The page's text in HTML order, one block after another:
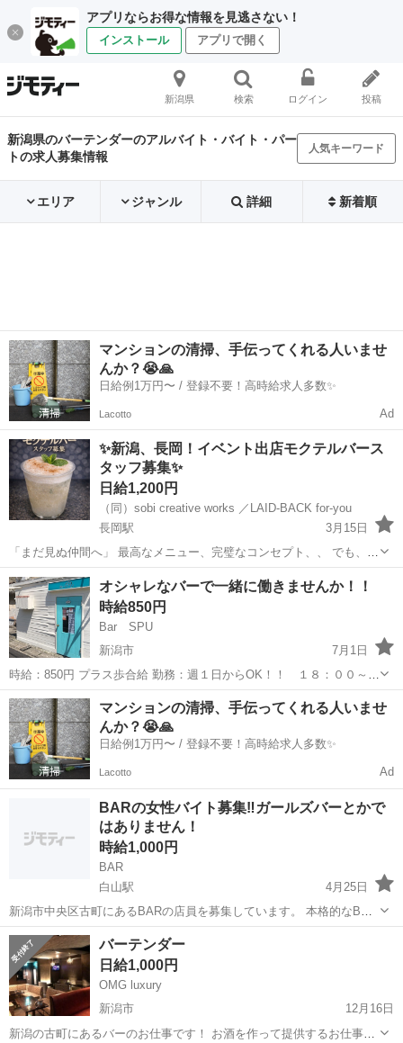
アプリならお得な情報を見逃さない！
インストール アプリで開く
新潟県 検索 ログイン 投稿
新潟県のバーテンダーのアルバイト・バイト・パー
トの求人募集情報
人気キーワード
エリア ジャンル 詳細 新着順
マンションの清掃、手伝ってくれる人いませ
んか？😭🙏
日給例1万円〜 / 登録不要！高時給求人多数✨
Lacotto Ad
✨新潟、長岡！イベント出店モクテルバース
タッフ募集✨
日給1,200円
（同）sobi creative works ／LAID-BACK for-you
長岡駅
3月15日
「まだ見ぬ仲間へ」 最高なメニュー、完璧なコンセプト、、 でも、1
番大切な 「あなた」 がまだ足りません ☆単発OK！学生歓迎！未経験
OK！ イベント出店する モクテル（ノン...
新潟 長岡市 バーテンダー 時給
オシャレなバーで一緒に働きませんか！！
時給850円
Bar SPU
新潟市
7月1日
時給：850円 プラス歩合給 勤務：週１日からOK！！ １８：００～
２：００までのシフト制（３ｈ～OK） ※正社員登用あり！！ （年１
回研修旅行あり） 仕事内容：ドリンクをつくりお客様に提供するお仕
事です。
新潟 新潟市 バーテンダー
マンションの清掃、手伝ってくれる人いませ
んか？😭🙏
日給例1万円〜 / 登録不要！高時給求人多数✨
Lacotto Ad
BARの女性バイト募集‼️ガールズバーとかで
はありません！
時給1,000円
BAR
白山駅
4月25日
新潟市中央区古町にあるBARの店員を募集しています。 本格的なBAR
とゆうわけじゃないのでお気軽にお問い合わせ下さい(^^) ドリンクバ
ックもあります！
新潟 新潟市 バーテンダー
バーテンダー
日給1,000円
OMG luxury
新潟市
12月16日
新潟の古町にあるバーのお仕事です！ お酒を作って提供するお仕事で